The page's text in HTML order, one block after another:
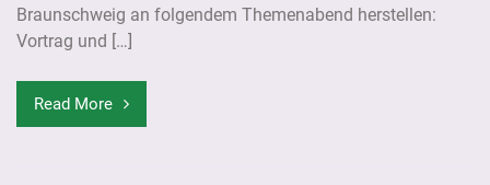
Braunschweig an folgendem Themenabend herstellen:
Vortrag und […]
Read More